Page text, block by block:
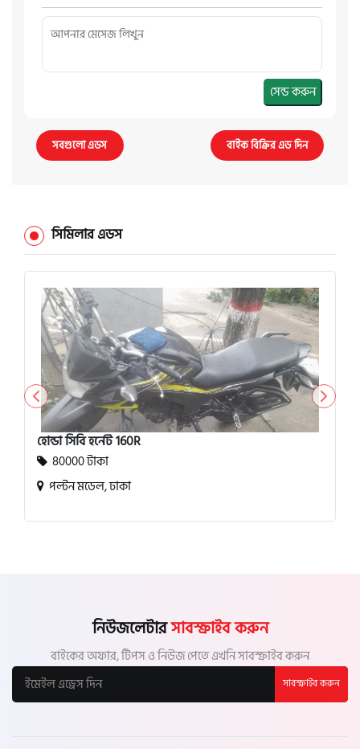
সেন্ড করুন
সবগুলো এডস বাইক বিক্রির এড দিন
সিমিলার এডস
হোন্ডা সিবি হর্নেট 160R
80000 টাকা
পল্টন মডেল, ঢাকা
নিউজলেটারসাবস্ক্রাইব করুন
বাইকের অফার, টিপস ও নিউজ পেতে এখনি সাবস্ক্রাইব করুন
সাবস্ক্রাইব করুন